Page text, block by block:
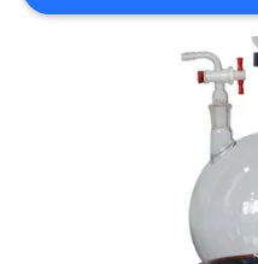
КАРТА